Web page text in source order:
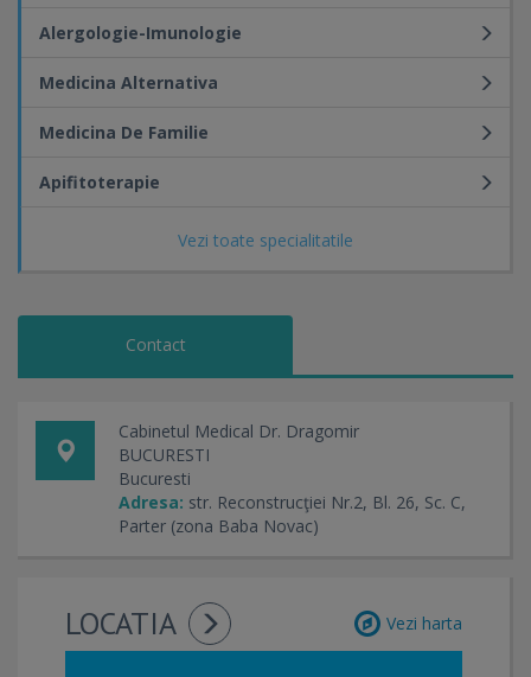
Vezi toate specialitatile
Alergologie-Imunologie
Medicina Alternativa
Medicina De Familie
Apifitoterapie
Contact
Cabinetul Medical Dr. Dragomir
BUCURESTI
Bucuresti
Adresa: str. Reconstrucţiei Nr.2, Bl. 26, Sc. C,
Parter (zona Baba Novac)
LOCATIA Vezi harta